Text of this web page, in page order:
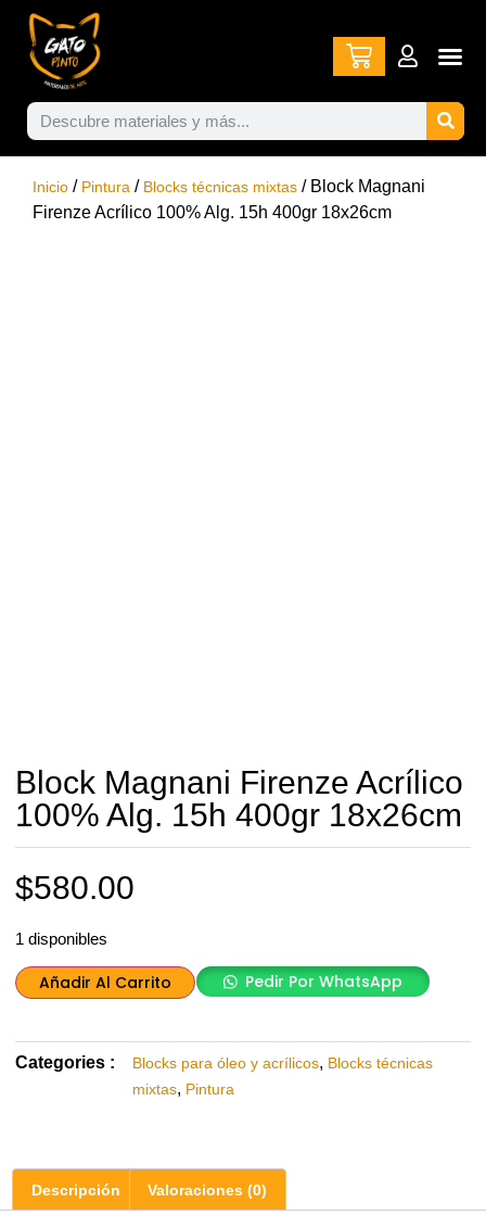
Inicio / Pintura / Blocks técnicas mixtas / Block Magnani
Firenze Acrílico 100% Alg. 15h 400gr 18x26cm
Block Magnani Firenze Acrílico
100% Alg. 15h 400gr 18x26cm
$580.00
1 disponibles
Añadir Al Carrito Pedir Por WhatsApp
Categories : Blocks para óleo y acrílicos, Blocks técnicas
mixtas, Pintura
Descripción Valoraciones (0)